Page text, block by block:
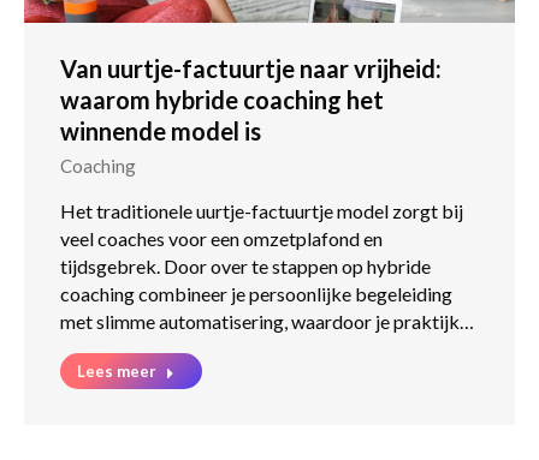
Van uurtje-factuurtje naar vrijheid:
waarom hybride coaching het
winnende model is
Coaching
Het traditionele uurtje-factuurtje model zorgt bij
veel coaches voor een omzetplafond en
tijdsgebrek. Door over te stappen op hybride
coaching combineer je persoonlijke begeleiding
met slimme automatisering, waardoor je praktijk…
Lees meer